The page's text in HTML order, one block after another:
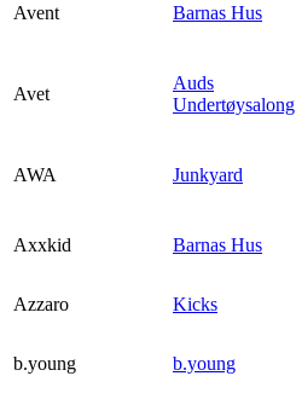
Avent Barnas Hus
Avet
Auds
Undertøysalong
AWA Junkyard
Axxkid Barnas Hus
Azzaro
Kicks
b.young b.young